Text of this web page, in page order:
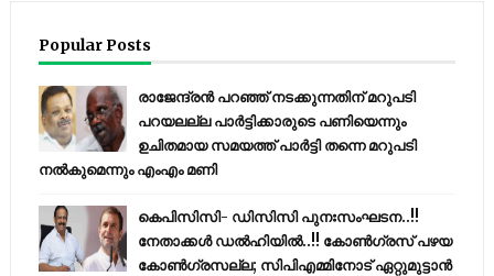
Popular Posts
രാജേന്ദ്രന്‍ പറഞ്ഞ് നടക്കുന്നതിന് മറുപടി
പറയലല്ല പാര്‍ട്ടിക്കാരുടെ പണിയെന്നും
ഉചിതമായ സമയത്ത് പാര്‍ട്ടി തന്നെ മറുപടി
നല്‍കുമെന്നും എംഎം മണി
കെപിസിസി- ഡിസിസി പുനഃസംഘടന..!!
നേതാക്കൾ ഡൽഹിയിൽ..!! കോണ്‍ഗ്രസ് പഴയ
കോണ്‍ഗ്രസല്ല; സിപിഎമ്മിനോട് ഏറ്റുമുട്ടാന്‍